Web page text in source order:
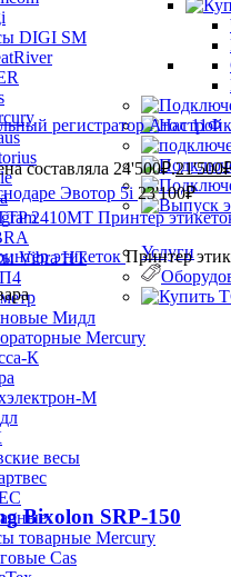
DIGI SM
Vibra HT
Мидл
Mercury
К
М
весы
товарные Mercury
Cas
Услуги
регистратор Атол 11Ф
составляла 24'500₽.21'500
Эвотор 5i 23'100₽
Принтер
этикетокПринтер
Bixolon SRP-150